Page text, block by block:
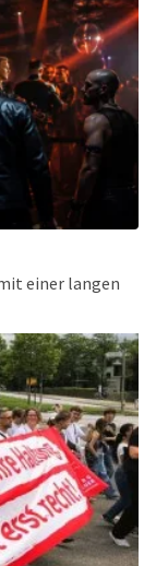
einer langen